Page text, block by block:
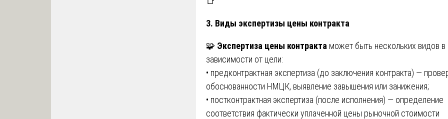
3. Виды экспертизы цены контракта
🧩 Экспертиза цены контракта может быть нескольких видов в
зависимости от цели:
• предконтрактная экспертиза (до заключения контракта) —
обоснованности НМЦК, выявление завышения или занижения;
• постконтрактная экспертиза (после исполнения) — определение
соответствия фактически уплаченной цены рыночной стоимости